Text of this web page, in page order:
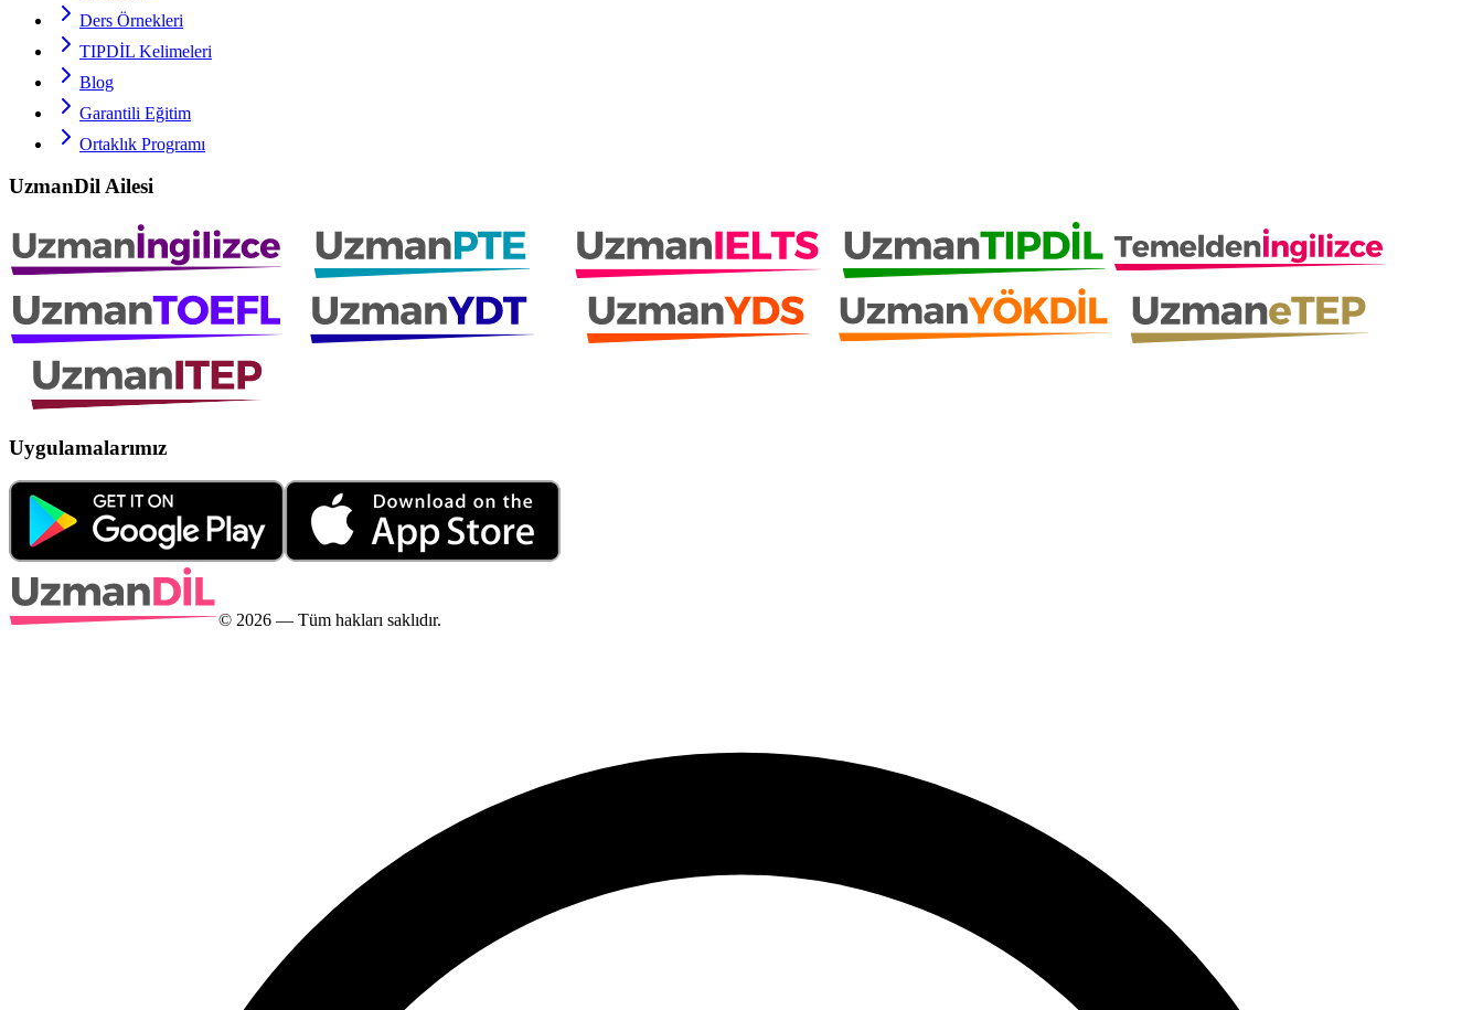
Ders Örnekleri
TIPDİL Kelimeleri
Blog
Garantili Eğitim
Ortaklık Programı
UzmanDil Ailesi
Uygulamalarımız
© 2026 — Tüm hakları saklıdır.